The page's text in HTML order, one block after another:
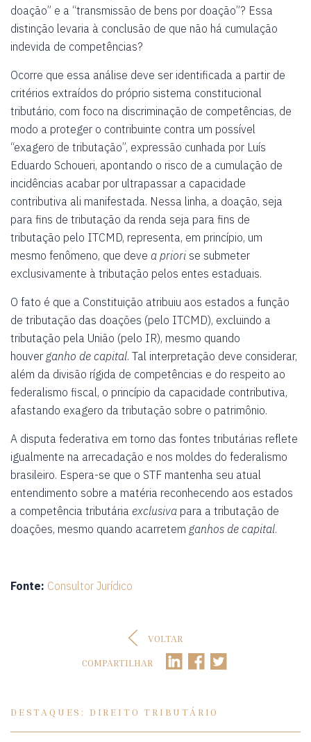
doação” e a “transmissão de bens por doação”? Essa
distinção levaria à conclusão de que não há cumulação
indevida de competências?
Ocorre que essa análise deve ser identificada a partir de
critérios extraídos do próprio sistema constitucional
tributário, com foco na discriminação de competências, de
modo a proteger o contribuinte contra um possível
“exagero de tributação”, expressão cunhada por Luís
Eduardo Schoueri, apontando o risco de a cumulação de
incidências acabar por ultrapassar a capacidade
contributiva ali manifestada. Nessa linha, a doação, seja
para fins de tributação da renda seja para fins de
tributação pelo ITCMD, representa, em princípio, um
mesmo fenômeno, que deve a priori se submeter
exclusivamente à tributação pelos entes estaduais.
O fato é que a Constituição atribuiu aos estados a função
de tributação das doações (pelo ITCMD), excluindo a
tributação pela União (pelo IR), mesmo quando
houver ganho de capital. Tal interpretação deve considerar,
além da divisão rígida de competências e do respeito ao
federalismo fiscal, o princípio da capacidade contributiva,
afastando exagero da tributação sobre o patrimônio.
A disputa federativa em torno das fontes tributárias reflete
igualmente na arrecadação e nos moldes do federalismo
brasileiro. Espera-se que o STF mantenha seu atual
entendimento sobre a matéria reconhecendo aos estados
a competência tributária exclusiva para a tributação de
doações, mesmo quando acarretem ganhos de capital.
Fonte: Consultor Jurídico
VOLTAR
COMPARTILHAR
DESTAQUES: DIREITO TRIBUTÁRIO